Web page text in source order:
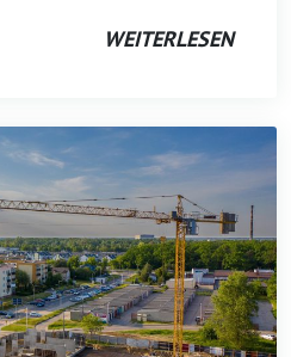
WEITERLESEN